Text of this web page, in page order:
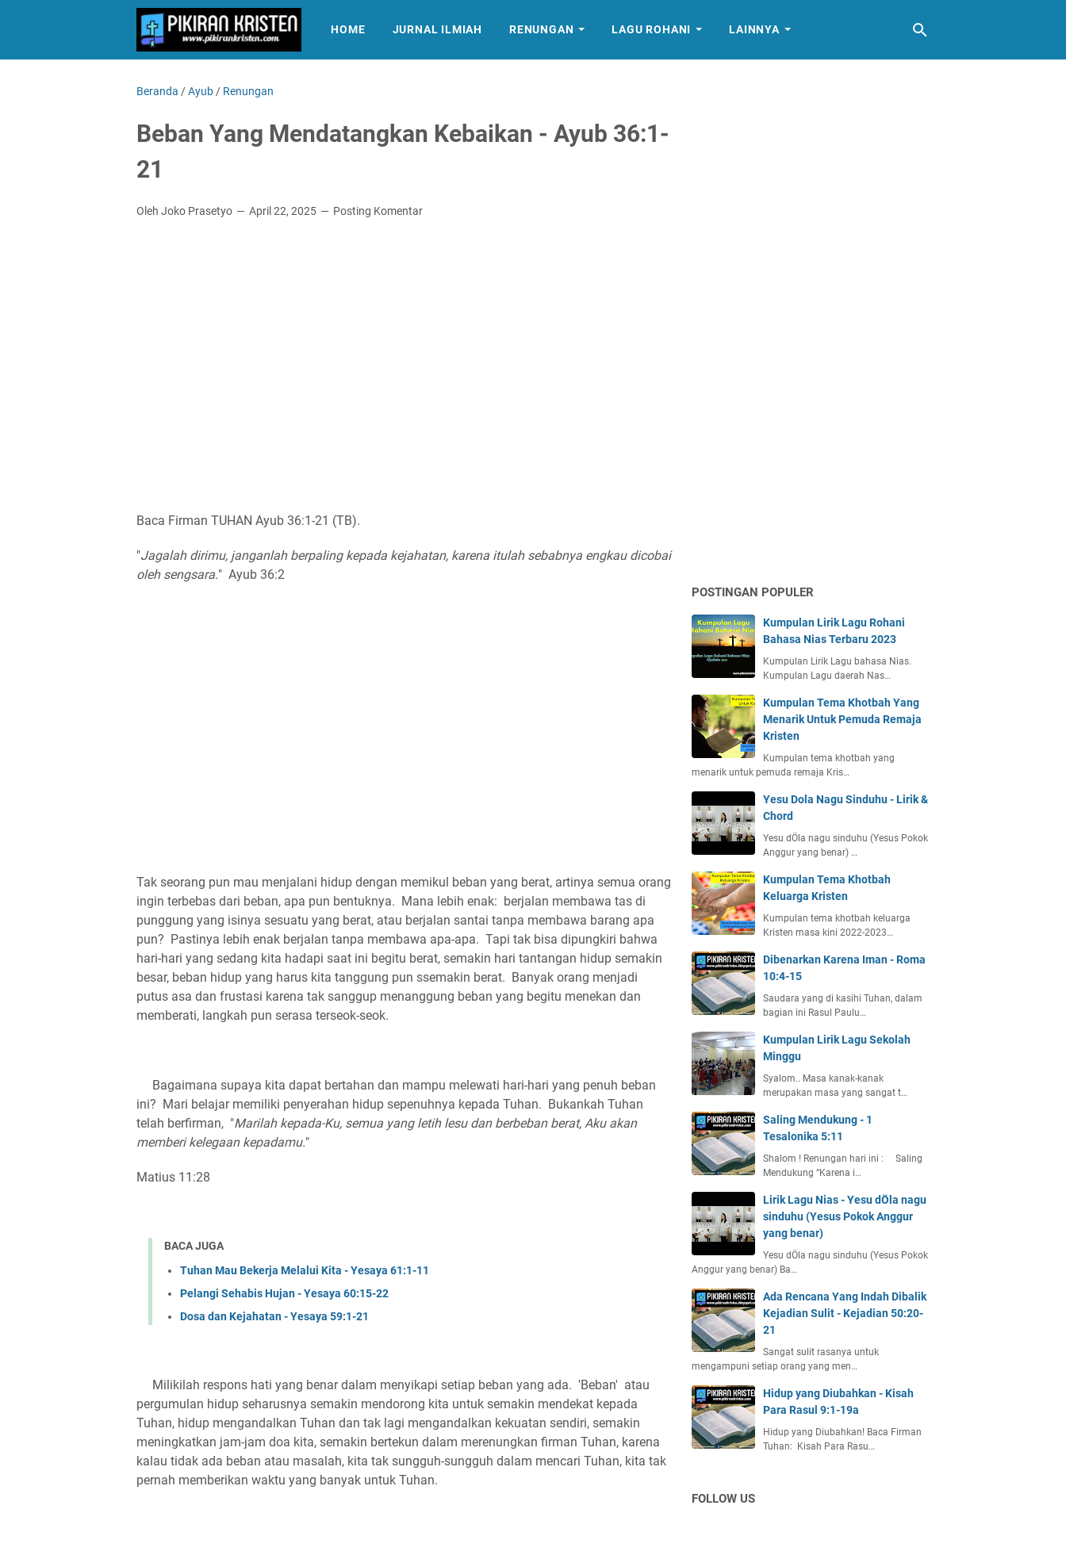
HOME JURNAL ILMIAH RENUNGAN LAGU ROHANI LAINNYA
Beranda /Ayub / Renungan
Beban Yang Mendatangkan Kebaikan - Ayub 36:1-
21
Oleh Joko Prasetyo April 22, 2025 Posting Komentar
Baca Firman TUHAN Ayub 36:1-21 (TB).
"Jagalah dirimu, janganlah berpaling kepada kejahatan, karena itulah sebabnya engkau dicobai
oleh sengsara." Ayub 36:2
Tak seorang pun mau menjalani hidup dengan memikul beban yang berat, artinya semua orang
ingin terbebas dari beban, apa pun bentuknya. Mana lebih enak: berjalan membawa tas di
punggung yang isinya sesuatu yang berat, atau berjalan santai tanpa membawa barang apa
pun? Pastinya lebih enak berjalan tanpa membawa apa-apa. Tapi tak bisa dipungkiri bahwa
hari-hari yang sedang kita hadapi saat ini begitu berat, semakin hari tantangan hidup semakin
besar, beban hidup yang harus kita tanggung pun ssemakin berat. Banyak orang menjadi
putus asa dan frustasi karena tak sanggup menanggung beban yang begitu menekan dan
memberati, langkah pun serasa terseok-seok.
Bagaimana supaya kita dapat bertahan dan mampu melewati hari-hari yang penuh beban
ini? Mari belajar memiliki penyerahan hidup sepenuhnya kepada Tuhan. Bukankah Tuhan
telah berfirman, "Marilah kepada-Ku, semua yang letih lesu dan berbeban berat, Aku akan
memberi kelegaan kepadamu."
Matius 11:28
BACA JUGA
Tuhan Mau Bekerja Melalui Kita - Yesaya 61:1-11
Pelangi Sehabis Hujan - Yesaya 60:15-22
Dosa dan Kejahatan - Yesaya 59:1-21
Milikilah respons hati yang benar dalam menyikapi setiap beban yang ada. 'Beban' atau
pergumulan hidup seharusnya semakin mendorong kita untuk semakin mendekat kepada
Tuhan, hidup mengandalkan Tuhan dan tak lagi mengandalkan kekuatan sendiri, semakin
meningkatkan jam-jam doa kita, semakin bertekun dalam merenungkan firman Tuhan, karena
kalau tidak ada beban atau masalah, kita tak sungguh-sungguh dalam mencari Tuhan, kita tak
pernah memberikan waktu yang banyak untuk Tuhan.
POSTINGAN POPULER
Kumpulan Lirik Lagu Rohani
Bahasa Nias Terbaru 2023
Kumpulan Lirik Lagu bahasa Nias.
Kumpulan Lagu daerah Nas…
Kumpulan Tema Khotbah Yang
Menarik Untuk Pemuda Remaja
Kristen
Kumpulan tema khotbah yang
menarik untuk pemuda remaja Kris…
Yesu Dola Nagu Sinduhu - Lirik &
Chord
Yesu dÖla nagu sinduhu (Yesus Pokok
Anggur yang benar) …
Kumpulan Tema Khotbah
Keluarga Kristen
Kumpulan tema khotbah keluarga
Kristen masa kini 2022-2023…
Dibenarkan Karena Iman - Roma
10:4-15
Saudara yang di kasihi Tuhan, dalam
bagian ini Rasul Paulu…
Kumpulan Lirik Lagu Sekolah
Minggu
Syalom.. Masa kanak-kanak
merupakan masa yang sangat t…
Saling Mendukung - 1
Tesalonika 5:11
Shalom ! Renungan hari ini : Saling
Mendukung “Karena i…
Lirik Lagu Nias - Yesu dÖla nagu
sinduhu (Yesus Pokok Anggur
yang benar)
Yesu dÖla nagu sinduhu (Yesus Pokok
Anggur yang benar) Ba…
Ada Rencana Yang Indah Dibalik
Kejadian Sulit - Kejadian 50:20-
21
Sangat sulit rasanya untuk
mengampuni setiap orang yang men…
Hidup yang Diubahkan - Kisah
Para Rasul 9:1-19a
Hidup yang Diubahkan! Baca Firman
Tuhan: Kisah Para Rasu…
FOLLOW US